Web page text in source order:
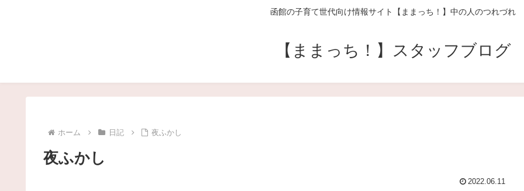
函館の子育て世代向け情報サイト【ままっち！】中の人のつれづれ
【ままっち！】スタッフブログ
ホーム 日記 夜ふかし
夜ふかし
2022.06.11